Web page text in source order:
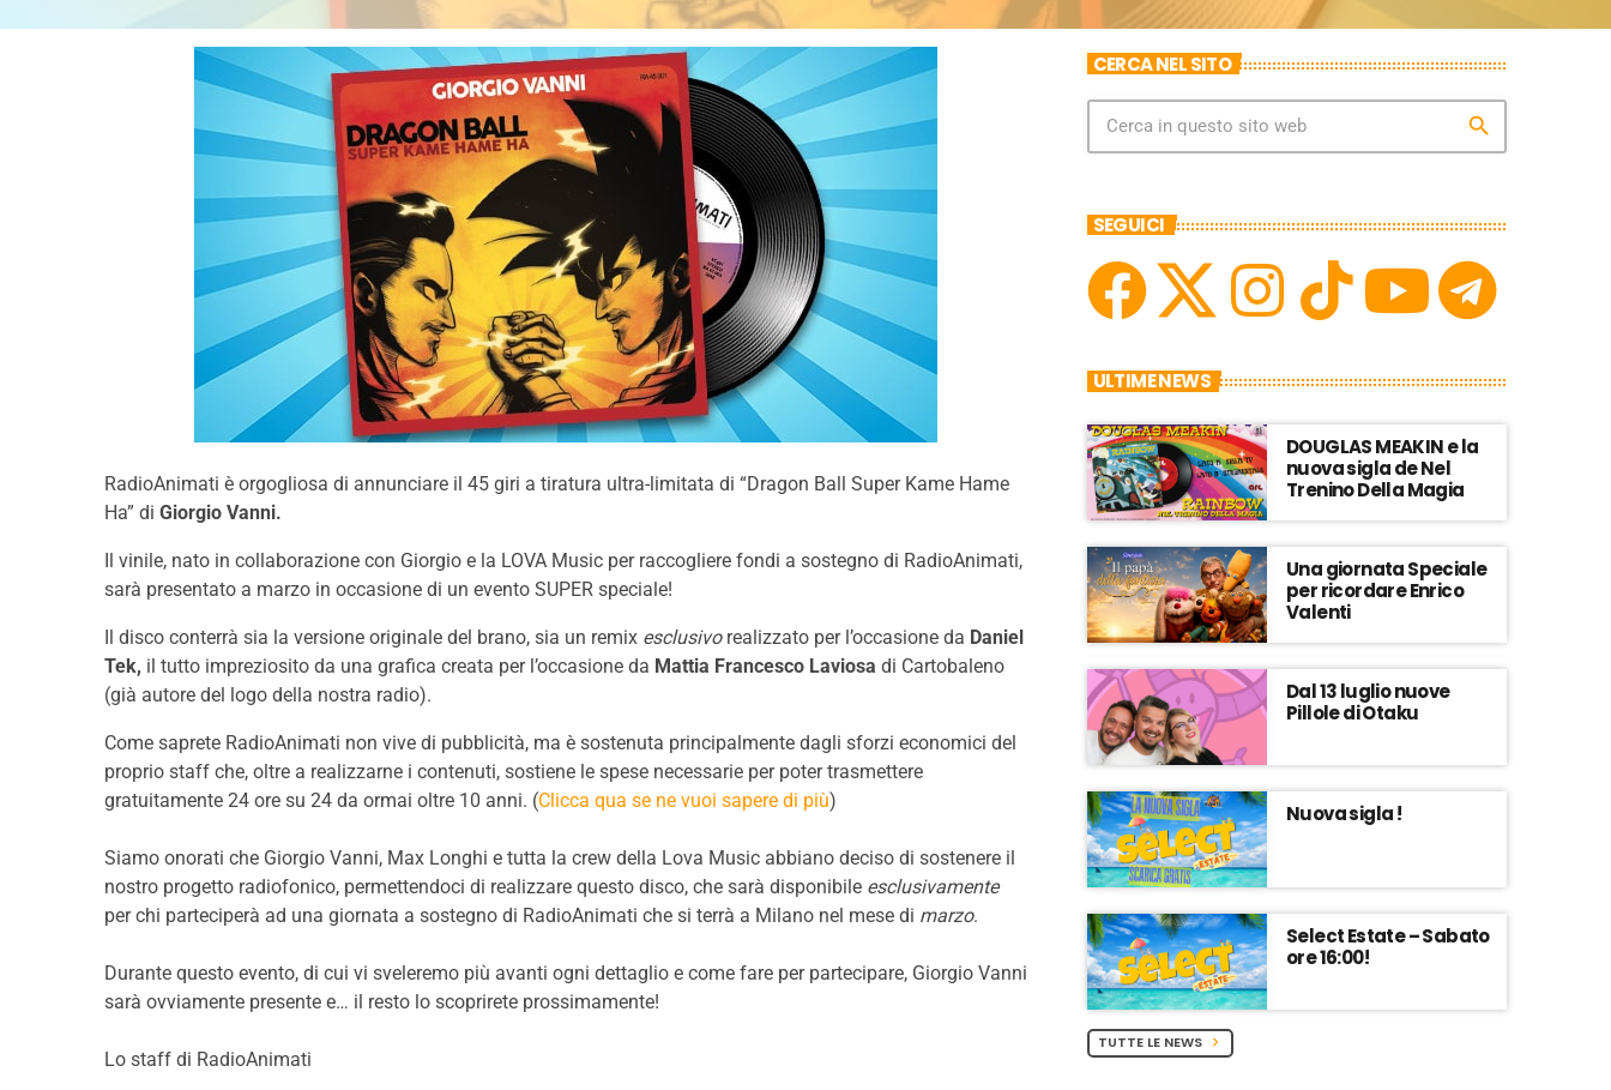
RadioAnimati è orgogliosa di annunciare il 45 giri a tiratura ultra-limitata di “Dragon Ball Super Kame Hame
Ha” di Giorgio Vanni.
Il vinile, nato in collaborazione con Giorgio e la LOVA Music per raccogliere fondi a sostegno di RadioAnimati,
sarà presentato a marzo in occasione di un evento SUPER speciale!
Il disco conterrà sia la versione originale del brano, sia un remix esclusivorealizzato per l’occasione da Daniel
Tek, il tutto impreziosito da una grafica creata per l’occasione da Mattia Francesco Laviosa di Cartobaleno
(già autore del logo della nostra radio).
Come saprete RadioAnimati non vive di pubblicità, ma è sostenuta principalmente dagli sforzi economici del
proprio staff che, oltre a realizzarne i contenuti, sostiene le spese necessarie per poter trasmettere
gratuitamente 24 ore su 24 da ormai oltre 10 anni. (Clicca qua se ne vuoi sapere di più)
Siamo onorati che Giorgio Vanni, Max Longhi e tutta la crew della Lova Music abbiano deciso di sostenere il
nostro progetto radiofonico, permettendoci di realizzare questo disco, che sarà disponibile esclusivamente
per chi parteciperà ad una giornata a sostegno di RadioAnimati che si terrà a Milano nel mese di marzo.
Durante questo evento, di cui vi sveleremo più avanti ogni dettaglio e come fare per partecipare, Giorgio Vanni
sarà ovviamente presente e… il resto lo scoprirete prossimamente!
Lo staff di RadioAnimati
CERCA NEL SITO
search
SEGUICI
ULTIME NEWS
DOUGLAS MEAKIN e la
nuova sigla de Nel
Trenino Della Magia
Una giornata Speciale
per ricordare Enrico
Valenti
Dal 13 luglio nuove
Pillole di Otaku
Nuova sigla !
Select Estate – Sabato
ore 16:00!
TUTTE LE NEWS chevron_right